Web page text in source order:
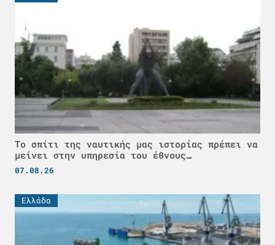
Το σπίτι της ναυτικής μας ιστορίας πρέπει να
μείνει στην υπηρεσία του έθνους…
07.08.26
Ελλάδα